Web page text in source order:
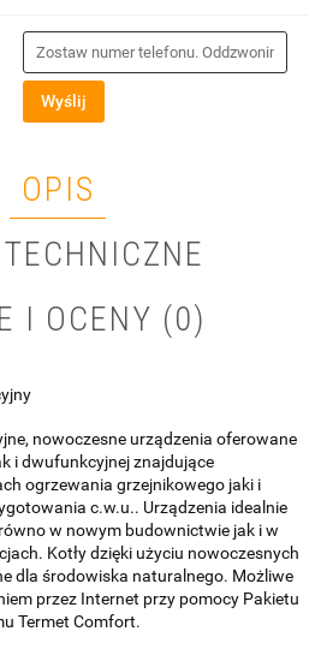
Wyślij
OPIS
I OCENY (0)
nowoczesne urządzenia oferowane
i dwufunkcyjnej znajdujące
ogrzewania grzejnikowego jaki i
c.w.u.. Urządzenia idealnie
w nowym budownictwie jak i w
Kotły dzięki użyciu nowoczesnych
dla środowiska naturalnego. Możliwe
przez Internet przy pomocy Pakietu
Termet Comfort.